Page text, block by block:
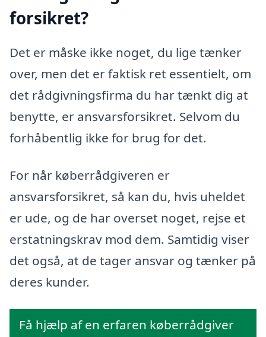
forsikret?
Det er måske ikke noget, du lige tænker
over, men det er faktisk ret essentielt, om
det rådgivningsfirma du har tænkt dig at
benytte, er ansvarsforsikret. Selvom du
forhåbentlig ikke for brug for det.
For når køberrådgiveren er
ansvarsforsikret, så kan du, hvis uheldet
er ude, og de har overset noget, rejse et
erstatningskrav mod dem. Samtidig viser
det også, at de tager ansvar og tænker på
deres kunder.
Få hjælp af en erfaren køberrådgiver